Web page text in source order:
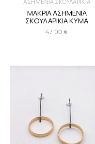
ΑΣΗΜΕΝΙΑ ΣΚΟΥΛΑΡΙΚΙΑ
ΜΑΚΡΙΑ ΑΣΗΜΕΝΙΑ
ΣΚΟΥΛΑΡΙΚΙΑ ΚΥΜΑ
47,00 €